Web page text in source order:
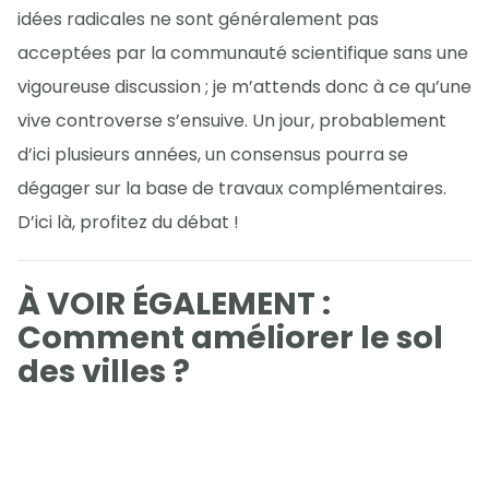
idées radicales ne sont généralement pas
acceptées par la communauté scientifique sans une
vigoureuse discussion ; je m’attends donc à ce qu’une
vive controverse s’ensuive. Un jour, probablement
d’ici plusieurs années, un consensus pourra se
dégager sur la base de travaux complémentaires.
D’ici là, profitez du débat !
À VOIR ÉGALEMENT :
Comment améliorer le sol
des villes ?